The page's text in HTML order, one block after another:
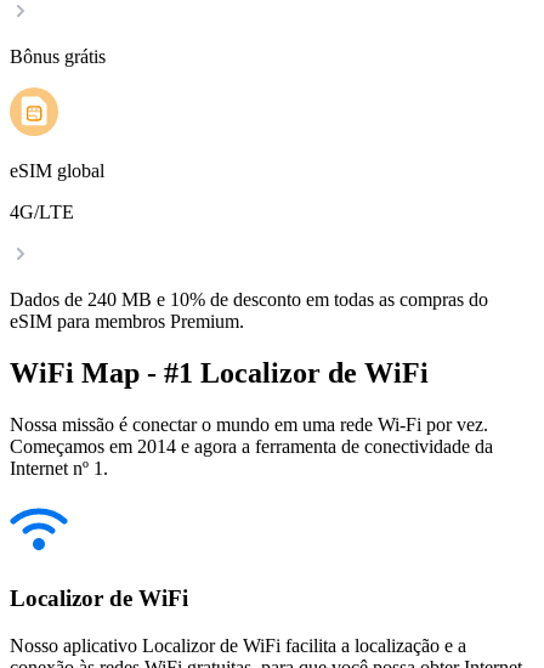
Bônus grátis
eSIM global
4G/LTE
Dados de 240 MB e 10% de desconto em todas as compras do
eSIM para membros Premium.
WiFi Map - #1 Localizor de WiFi
Nossa missão é conectar o mundo em uma rede Wi-Fi por vez.
Começamos em 2014 e agora a ferramenta de conectividade da
Internet nº 1.
Localizor de WiFi
Nosso aplicativo Localizor de WiFi facilita a localização e a